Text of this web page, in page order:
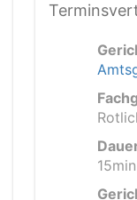
15min